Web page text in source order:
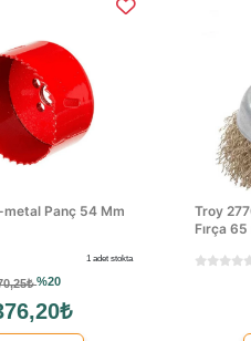
metal Panç 54 Mm
1 adet stokta
%20
Troy
Fırça